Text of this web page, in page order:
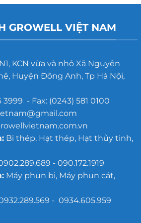
GROWELL VIỆT NAM
KCN vừa và nhỏ Xã Nguyên
Huyện Đông Anh, Tp Hà Nội,
- Fax: (0243) 581 0100
Bi thép, Hạt thép, Hạt thủy tinh,
- 090.172.1919
Máy phun bi, Máy phun cát,
- 0934.605.959